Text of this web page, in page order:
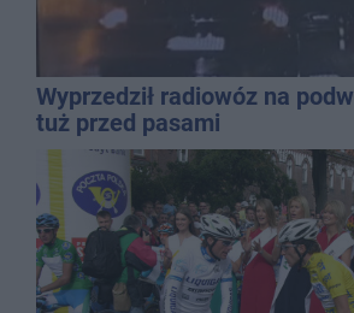
Wyprzedził radiowóz na
tuż przed pasami